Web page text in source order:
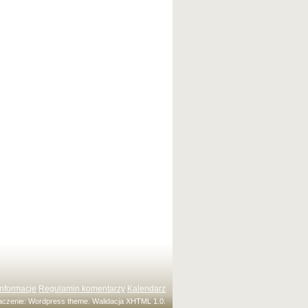
Regulamin komentarzy Kalendarz
Wordpress theme. WalidacjaXHTML 1.0.